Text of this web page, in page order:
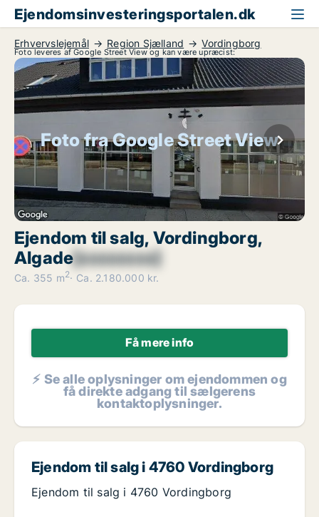
Ejendomsinvesteringsportalen.dk
Erhvervslejemål Region Sjælland Vordingborg
Foto leveres af Google Street View og kan være upræcist:
Foto fra Google Street View
Ejendom til salg, Vordingborg,
Algade[xxxxxxxx]
Ca. 355 m2 Ca. 2.180.000 kr.
Få mere info
⚡ Se alle oplysninger om ejendommen og
få direkte adgang til sælgerens
kontaktoplysninger.
Ejendom til salg i 4760 Vordingborg
Ejendom til salg i 4760 Vordingborg